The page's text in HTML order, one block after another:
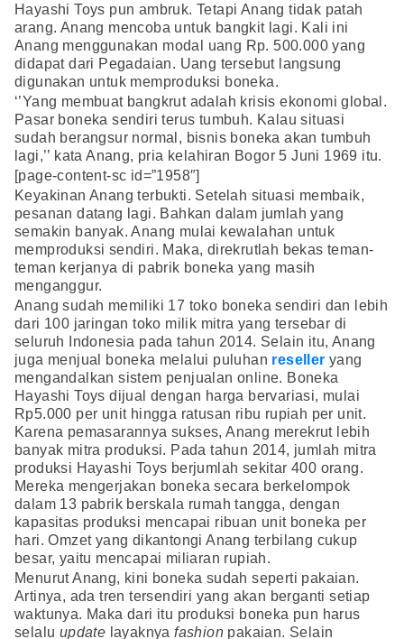
Hayashi Toys pun ambruk. Tetapi Anang tidak patah
arang. Anang mencoba untuk bangkit lagi. Kali ini
Anang menggunakan modal uang Rp. 500.000 yang
didapat dari Pegadaian. Uang tersebut langsung
digunakan untuk memproduksi boneka.
‘’Yang membuat bangkrut adalah krisis ekonomi global.
Pasar boneka sendiri terus tumbuh. Kalau situasi
sudah berangsur normal, bisnis boneka akan tumbuh
lagi,’’ kata Anang, pria kelahiran Bogor 5 Juni 1969 itu.
[page-content-sc id=”1958″]
Keyakinan Anang terbukti. Setelah situasi membaik,
pesanan datang lagi. Bahkan dalam jumlah yang
semakin banyak. Anang mulai kewalahan untuk
memproduksi sendiri. Maka, direkrutlah bekas teman-
teman kerjanya di pabrik boneka yang masih
menganggur.
Anang sudah memiliki 17 toko boneka sendiri dan lebih
dari 100 jaringan toko milik mitra yang tersebar di
seluruh Indonesia pada tahun 2014. Selain itu, Anang
juga menjual boneka melalui puluhan reseller yang
mengandalkan sistem penjualan online. Boneka
Hayashi Toys dijual dengan harga bervariasi, mulai
Rp5.000 per unit hingga ratusan ribu rupiah per unit.
Karena pemasarannya sukses, Anang merekrut lebih
banyak mitra produksi. Pada tahun 2014, jumlah mitra
produksi Hayashi Toys berjumlah sekitar 400 orang.
Mereka mengerjakan boneka secara berkelompok
dalam 13 pabrik berskala rumah tangga, dengan
kapasitas produksi mencapai ribuan unit boneka per
hari. Omzet yang dikantongi Anang terbilang cukup
besar, yaitu mencapai miliaran rupiah.
Menurut Anang, kini boneka sudah seperti pakaian.
Artinya, ada tren tersendiri yang akan berganti setiap
waktunya. Maka dari itu produksi boneka pun harus
selalu update layaknyafashion pakaian. Selain